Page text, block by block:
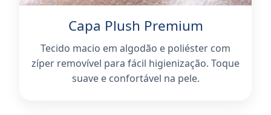
Capa Plush Premium
Tecido macio em algodão e poliéster com
zíper removível para fácil higienização. Toque
suave e confortável na pele.